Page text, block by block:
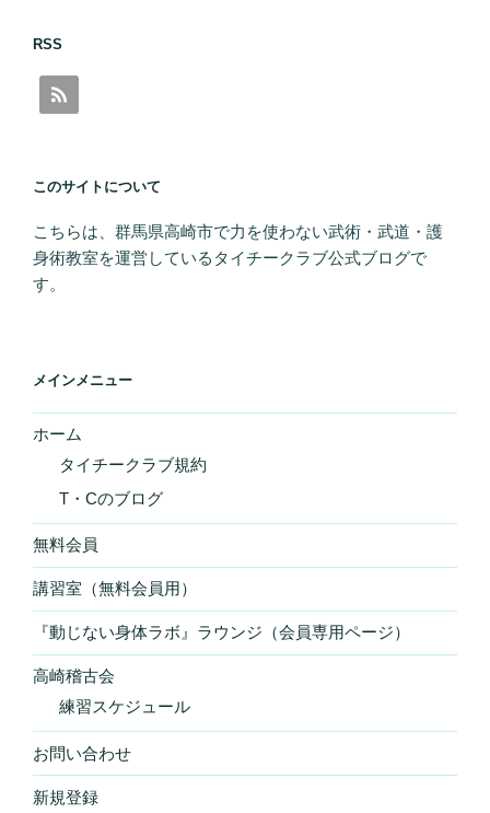
ペ
ジ
RSS
このサイトについて
こちらは、群馬県高崎市で力を使わない武術・武道・護
身術教室を運営しているタイチークラブ公式ブログで
す。
メインメニュー
ホーム
タイチークラブ規約
T・Cのブログ
無料会員
講習室（無料会員用）
『動じない身体ラボ』ラウンジ（会員専用ページ）
高崎稽古会
練習スケジュール
お問い合わせ
新規登録